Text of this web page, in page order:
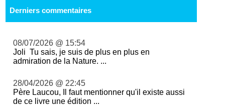
Derniers commentaires
08/07/2026 @ 15:54
Joli Tu sais, je suis de plus en plus en
admiration de la Nature. ...
28/04/2026 @ 22:45
Père Laucou, Il faut mentionner qu'il existe aussi
de ce livre une édition ...